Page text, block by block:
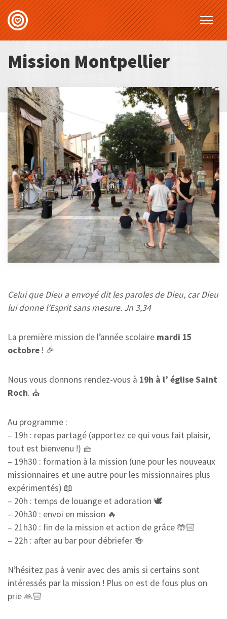
Mission Montpellier
MISSION 15 OCTOBRE 2024
Celui que Dieu a envoyé dit les paroles de Dieu, car Dieu
lui donne l’Esprit sans mesure. Jn 3,34
La première mission de l’année scolaire mardi 15
octobre ! 🎉
Nous vous donnons rendez-vous à 19h à l’ église Saint
Roch. ⛪
Au programme :
– 19h : repas partagé (apportez ce qui vous fait plaisir,
tout est bienvenu !) 🧺
– 19h30 : formation à la mission (une pour les nouveaux
missionnaires et une autre pour les missionnaires plus
expérimentés) 📖
– 20h : temps de louange et adoration 🕊️
– 20h30 : envoi en mission 🔥
– 21h30 : fin de la mission et action de grâce 🤲🏻
– 22h : after au bar pour débriefer 🍻
N’hésitez pas à venir avec des amis si certains sont
intéressés par la mission ! Plus on est de fous plus on
prie 🙏🏻